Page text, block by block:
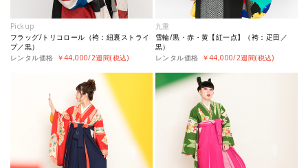
Pickup
フラッグ/トリコロール（袴：紐裏ストライ
プ／黒）
レンタル価格 ￥44,000/2週間(税込)
九重
雪輪/黒・赤・黄【紅一点】（袴：疋田／
黒）
レンタル価格 ￥44,000/2週間(税込)